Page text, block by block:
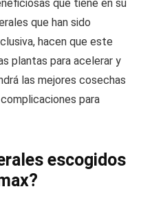
que tiene en su
que han sido
hacen que este
plantas para acelerar y
las mejores cosechas
para
escogidos